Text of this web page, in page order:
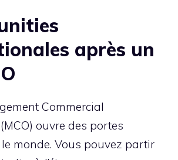
après un
Commercial
ouvre des portes
monde. Vous pouvez partir